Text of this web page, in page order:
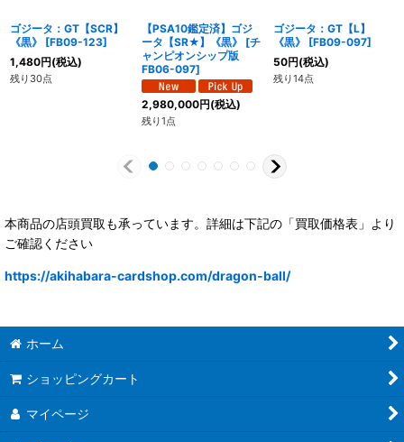
ゴジータ：GT【SCR】
《黒》
[FB09-123]
1,480円(税込)
残り30点
【PSA10鑑定済】ゴジ
ータ【SR★】《黒》
[チ
ャンピオンシップ版
FB06-097]
2,980,000円(税込)
残り1点
ゴジータ：GT【L】
《黒》
[FB09-097]
50円(税込)
残り14点
本商品の店頭買取も承っています。詳細は下記の「買取価格表」より
ご確認ください
https://akihabara-cardshop.com/dragon-ball/
ホーム
ショッピングカート
マイページ